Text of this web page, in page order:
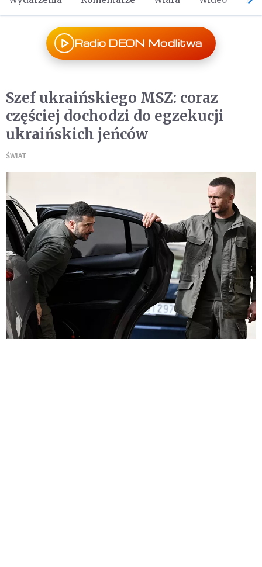
Radio DEON Modlitwa
Szef ukraińskiego MSZ: coraz
częściej dochodzi do egzekucji
ukraińskich jeńców
ŚWIAT